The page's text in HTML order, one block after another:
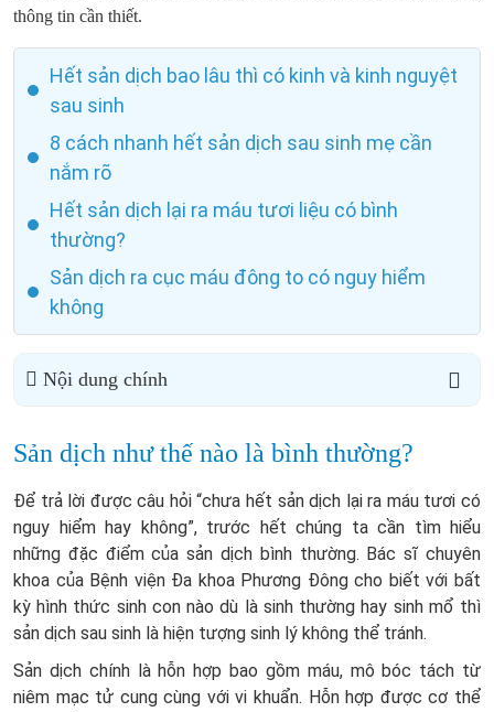
thông tin cần thiết.
Hết sản dịch bao lâu thì có kinh và kinh nguyệt
sau sinh
8 cách nhanh hết sản dịch sau sinh mẹ cần
nắm rõ
Hết sản dịch lại ra máu tươi liệu có bình
thường?
Sản dịch ra cục máu đông to có nguy hiểm
không
Nội dung chính
Sản dịch như thế nào là bình thường?
Để trả lời được câu hỏi “chưa hết sản dịch lại ra máu tươi có
nguy hiểm hay không”, trước hết chúng ta cần tìm hiểu
những đặc điểm của sản dịch bình thường. Bác sĩ chuyên
khoa của Bệnh viện Đa khoa Phương Đông cho biết với bất
kỳ hình thức sinh con nào dù là sinh thường hay sinh mổ thì
sản dịch sau sinh là hiện tượng sinh lý không thể tránh.
Sản dịch chính là hỗn hợp bao gồm máu, mô bóc tách từ
niêm mạc tử cung cùng với vi khuẩn. Hỗn hợp được cơ thể